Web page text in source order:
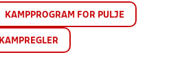
KAMPPROGRAM FOR PULJE
KAMPREGLER